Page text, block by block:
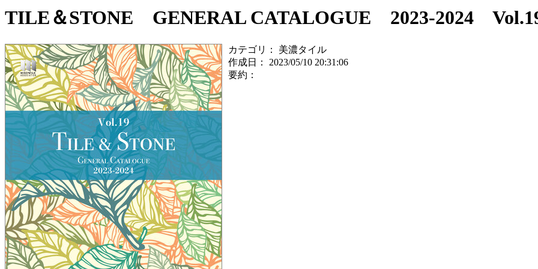
TILE＆STONE GENERAL CATALOGUE 2023-2024
カテゴリ：
美濃タイル
作成日：
2023/05/10 20:31:06
要約：